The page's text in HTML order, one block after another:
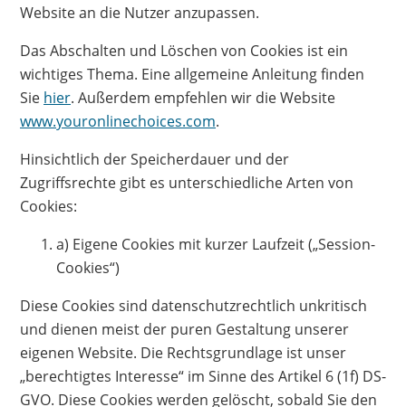
Website an die Nutzer anzupassen.
Das Abschalten und Löschen von Cookies ist ein
wichtiges Thema. Eine allgemeine Anleitung finden
Sie hier. Außerdem empfehlen wir die Website
www.youronlinechoices.com.
Hinsichtlich der Speicherdauer und der
Zugriffsrechte gibt es unterschiedliche Arten von
Cookies:
a) Eigene Cookies mit kurzer Laufzeit („Session-
Cookies“)
Diese Cookies sind datenschutzrechtlich unkritisch
und dienen meist der puren Gestaltung unserer
eigenen Website. Die Rechtsgrundlage ist unser
„berechtigtes Interesse“ im Sinne des Artikel 6 (1f) DS-
GVO. Diese Cookies werden gelöscht, sobald Sie den